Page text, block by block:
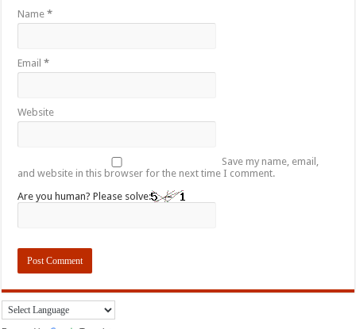
Name*
Email*
Website
Save my name, email,
and website in this browser for the next time I comment.
Are you human? Please solve: